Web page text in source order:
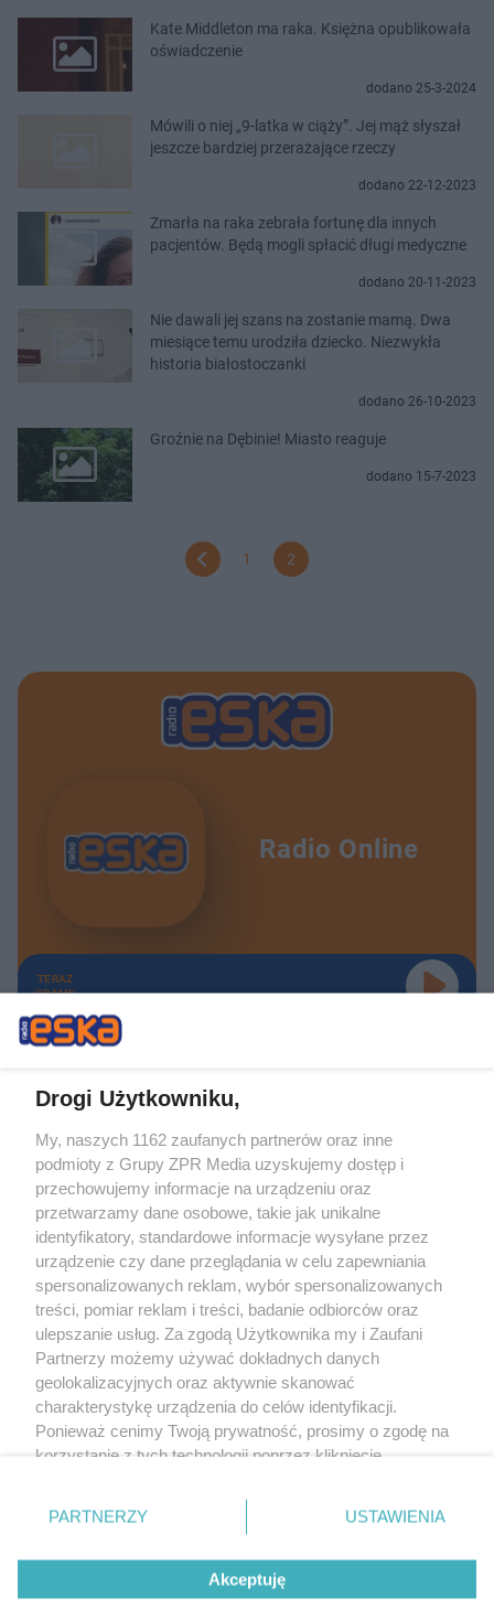
Kate Middleton ma raka. Księżna opublikowała
oświadczenie
dodano 25-3-2024
Mówili o niej „9-latka w ciąży”. Jej mąż słyszał
jeszcze bardziej przerażające rzeczy
dodano 22-12-2023
Zmarła na raka zebrała fortunę dla innych
pacjentów. Będą mogli spłacić długi medyczne
dodano 20-11-2023
Nie dawali jej szans na zostanie mamą. Dwa
miesiące temu urodziła dziecko. Niezwykła
historia białostoczanki
dodano 26-10-2023
Groźnie na Dębinie! Miasto reaguje
dodano 15-7-2023
1 2
Radio Online
TERAZ
GRAMY
Żaden utwór zamieszczony w serwisie nie może być powielany i
rozpowszechniany lub dalej rozpowszechniany w jakikolwiek sposób (w
tym także elektroniczny lub mechaniczny) na jakimkolwiek polu
eksploatacji w jakiejkolwiek formie, włącznie z umieszczaniem w Internecie
bez pisemnej zgody właściciela praw. Jakiekolwiek użycie lub
wykorzystanie utworów w całości lub w części z naruszeniem prawa, tzn.
bez właściwej zgody, jest zabronione pod groźbą kary i może być ścigane
prawnie.
O nas
Drogi Użytkowniku,
My, naszych 1162 zaufanych partnerów oraz inne
podmioty z Grupy ZPR Media uzyskujemy dostęp i
przechowujemy informacje na urządzeniu oraz
przetwarzamy dane osobowe, takie jak unikalne
identyfikatory, standardowe informacje wysyłane przez
urządzenie czy dane przeglądania w celu zapewniania
spersonalizowanych reklam, wybór spersonalizowanych
treści, pomiar reklam i treści, badanie odbiorców oraz
ulepszanie usług. Za zgodą Użytkownika my i Zaufani
Partnerzy możemy używać dokładnych danych
geolokalizacyjnych oraz aktywnie skanować
charakterystykę urządzenia do celów identyfikacji.
Ponieważ cenimy Twoją prywatność, prosimy o zgodę na
korzystanie z tych technologii poprzez kliknięcie
zmienić/wycofać klikając przycisk ustawień prywatności
znajdujący się w lewym dolnym rogu strony
rodzaje przetwarzania danych nie wymagają zgody
użytkownika, ale masz prawo sprzeciwić się takiemu
przetwarzaniu. Preferencje będą miały zastosowanie tylko
PARTNERZY USTAWIENIA
Akceptuję